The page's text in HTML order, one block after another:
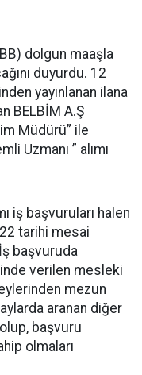
dolgun maaşla
duyurdu. 12
yayınlanan ilana
BELBİM A.Ş
Müdürü” ile
Uzmanı ” alımı
iş başvuruları halen
tarihi mesai
başvuruda
verilen mesleki
mezun
aranan diğer
başvuru
olmaları